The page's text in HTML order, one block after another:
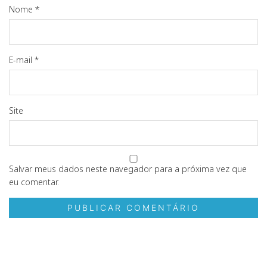
Nome *
E-mail *
Site
Salvar meus dados neste navegador para a próxima vez que
eu comentar.